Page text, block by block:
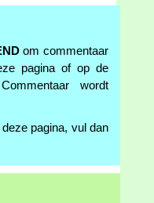
om commentaar
pagina of op de
wordt
pagina, vul dan